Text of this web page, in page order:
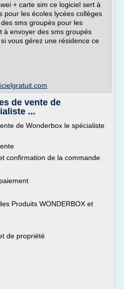
+ carte sim ce logiciel sert à
pour les écoles lycées collèges
sms groupés pour les
à envoyer des sms groupés
vous gérez une résidence ce
de vente de
...
de Wonderbox le spécialiste
confirmation de la commande
Produits WONDERBOX et
de propriété